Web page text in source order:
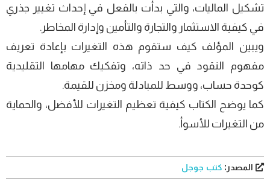
تشكيل الماليات، والتي بدأت بالفعل في إحداث تغيير جذري
في كيفية الاستثمار والتجارة والتأمين وإدارة المخاطر.
ويبين المؤلف كيف ستقوم هذه التغيرات بإعادة تعريف
مفهوم النقود في حد ذاته، وتفكيك مهامها التقليدية
كوحدة حساب، ووسط للمبادلة ومخزن للقيمة.
كما يوضح الكتاب كيفية تعظيم التغيرات للأفضل، والحماية
من التغيرات للأسوأ.
المصدر: كتب جوجل